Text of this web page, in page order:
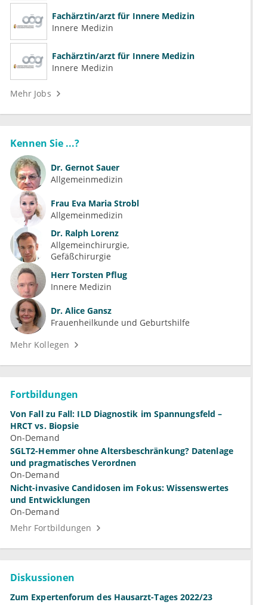
Fachärztin/arzt für Innere Medizin
Innere Medizin
Fachärztin/arzt für Innere Medizin
Innere Medizin
Mehr Jobs
Kennen Sie ...?
Dr. Gernot Sauer
Allgemeinmedizin
Frau Eva Maria Strobl
Allgemeinmedizin
Dr. Ralph Lorenz
Allgemeinchirurgie
Gefäßchirurgie
Herr Torsten Pflug
Innere Medizin
Dr. Alice Gansz
Frauenheilkunde und Geburtshilfe
Mehr Kollegen
Fortbildungen
Von Fall zu Fall: ILD Diagnostik im Spannungsfeld –
HRCT vs. Biopsie
On-Demand
SGLT2-Hemmer ohne Altersbeschränkung? Datenlage
und pragmatisches Verordnen
On-Demand
Nicht-invasive Candidosen im Fokus: Wissenswertes
und Entwicklungen
On-Demand
Mehr Fortbildungen
Diskussionen
Zum Expertenforum des Hausarzt-Tages 2022/23